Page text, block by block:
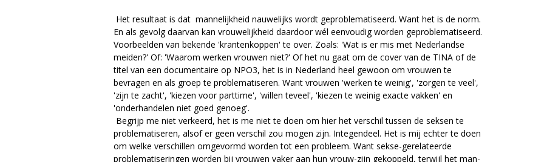
Het resultaat is dat mannelijkheid nauwelijks wordt geproblematiseerd. Want het is de norm.
En als gevolg daarvan kan vrouwelijkheid daardoor wél eenvoudig worden geproblematiseerd.
Voorbeelden van bekende 'krantenkoppen' te over. Zoals: 'Wat is er mis met Nederlandse
meiden?' Of: 'Waarom werken vrouwen niet?' Of het nu gaat om de cover van de TINA of de
titel van een documentaire op NPO3, het is in Nederland heel gewoon om vrouwen te
bevragen en als groep te problematiseren. Want vrouwen 'werken te weinig', 'zorgen te veel',
'zijn te zacht', 'kiezen voor parttime', 'willen teveel', 'kiezen te weinig exacte vakken' en
'onderhandelen niet goed genoeg'.
Begrijp me niet verkeerd, het is me niet te doen om hier het verschil tussen de seksen te
problematiseren, alsof er geen verschil zou mogen zijn. Integendeel. Het is mij echter te doen
om welke verschillen omgevormd worden tot een probleem. Want sekse-gerelateerde
problematiseringen worden bij vrouwen vaker aan hun vrouw-zijn gekoppeld, terwijl het man-